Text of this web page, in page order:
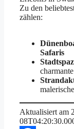
Zu den
zählen:
Safaris
Aktualisiert am